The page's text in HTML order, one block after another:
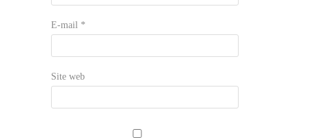
E-mail *
Site web